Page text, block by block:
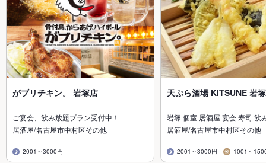
がブリチキン。 岩塚店
ご宴会、飲み放題プラン受付中！
居酒屋/名古屋市中村区その他
2001～3000円
天ぷら酒場 KITSUNE 岩
岩塚 個室 居酒屋 宴会 寿司 飲
居酒屋/名古屋市中村区その他
2001～3000円 1001～